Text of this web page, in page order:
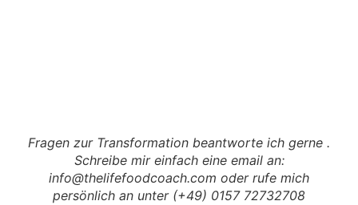
Fragen zur Transformation beantworte ich gerne .
Schreibe mir einfach eine email an:
info@thelifefoodcoach.com oder rufe mich
persönlich an unter (+49) 0157 72732708